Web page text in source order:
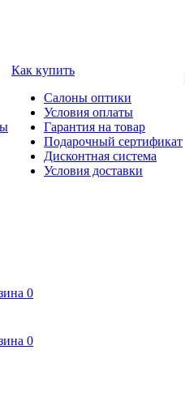
Как купить
Салоны оптики
Условия оплаты
Гарантия на товар
Подарочный сертификат
Дисконтная система
Условия доставки
0
0